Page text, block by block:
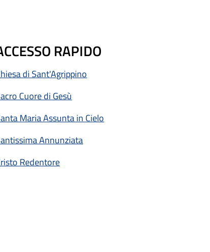
RAPIDO
di Sant'Agrippino
Cuore di Gesù
Maria Assunta in Cielo
Annunziata
Redentore